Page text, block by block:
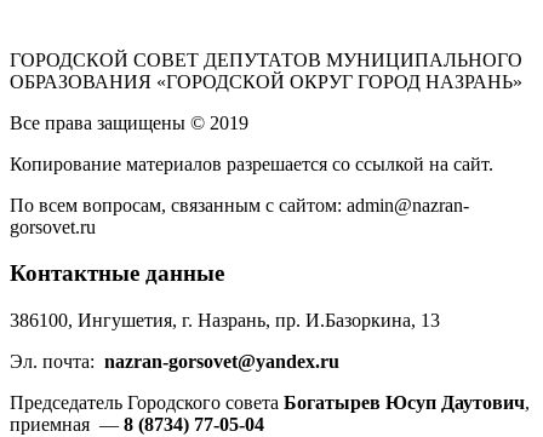
ГОРОДСКОЙ СОВЕТ ДЕПУТАТОВ МУНИЦИПАЛЬНОГО
ОБРАЗОВАНИЯ «ГОРОДСКОЙ ОКРУГ ГОРОД НАЗРАНЬ»
Все права защищены © 2019
Копирование материалов разрешается со ссылкой на сайт.
По всем вопросам, связанным с сайтом: admin@nazran-
gorsovet.ru
Контактные данные
386100, Ингушетия, г. Назрань, пр. И.Базоркина, 13
Эл. почта: nazran-gorsovet@yandex.ru
Председатель Городского совета Богатырев Юсуп Даутович,
приемная — 8 (8734) 77-05-04